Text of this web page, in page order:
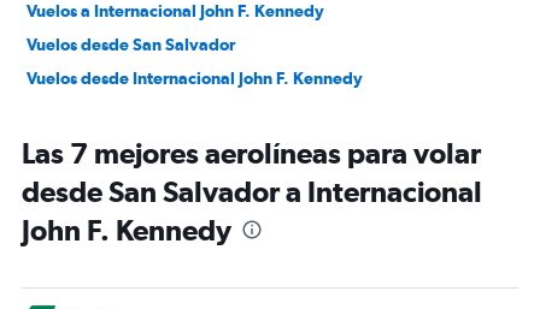
Vuelos a Internacional John F. Kennedy
Vuelos desde San Salvador
Vuelos desde Internacional John F. Kennedy
Las 7 mejores aerolíneas para volar
desde San Salvador a Internacional
John F. Kennedy